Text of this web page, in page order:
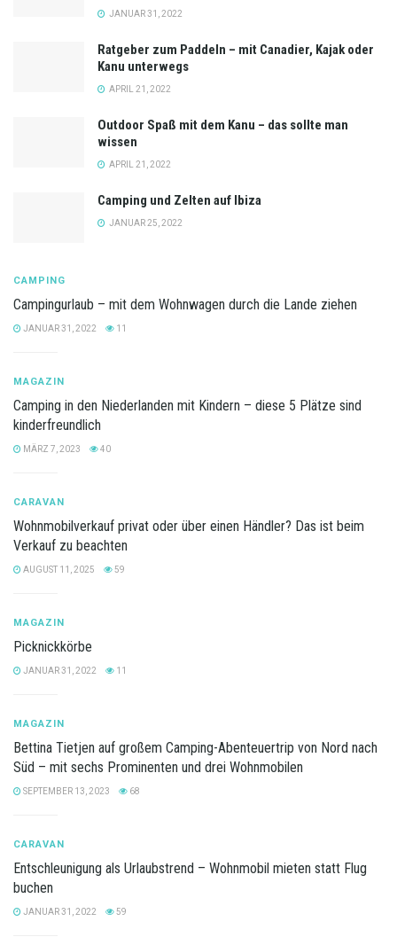
JANUAR 31, 2022
Ratgeber zum Paddeln – mit Canadier, Kajak oder
Kanu unterwegs
APRIL 21, 2022
Outdoor Spaß mit dem Kanu – das sollte man
wissen
APRIL 21, 2022
Camping und Zelten auf Ibiza
JANUAR 25, 2022
CAMPING
Campingurlaub – mit dem Wohnwagen durch die Lande ziehen
JANUAR 31, 2022 11
MAGAZIN
Camping in den Niederlanden mit Kindern – diese 5 Plätze sind
kinderfreundlich
MÄRZ 7, 2023 40
CARAVAN
Wohnmobilverkauf privat oder über einen Händler? Das ist beim
Verkauf zu beachten
AUGUST 11, 2025 59
MAGAZIN
Picknickkörbe
JANUAR 31, 2022 11
MAGAZIN
Bettina Tietjen auf großem Camping-Abenteuertrip von Nord nach
Süd – mit sechs Prominenten und drei Wohnmobilen
SEPTEMBER 13, 2023 68
CARAVAN
Entschleunigung als Urlaubstrend – Wohnmobil mieten statt Flug
buchen
JANUAR 31, 2022 59